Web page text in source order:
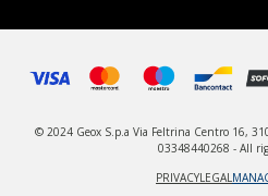
© 2024 Geox S.p.a Via Feltrina Centro 16,
03348440268 - All
PRIVACYLEGAL